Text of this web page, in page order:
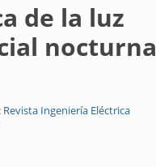
de la luz
nocturna
Revista Ingeniería Eléctrica